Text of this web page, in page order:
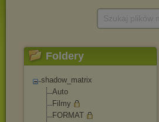
Foldery
shadow_matrix
Auto
Filmy
FORMAT